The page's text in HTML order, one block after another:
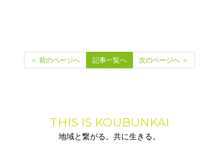
＜ 前のページへ 記事一覧へ 次のページへ ＞
THIS IS KOUBUNKAI
地域と繋がる。共に生きる。